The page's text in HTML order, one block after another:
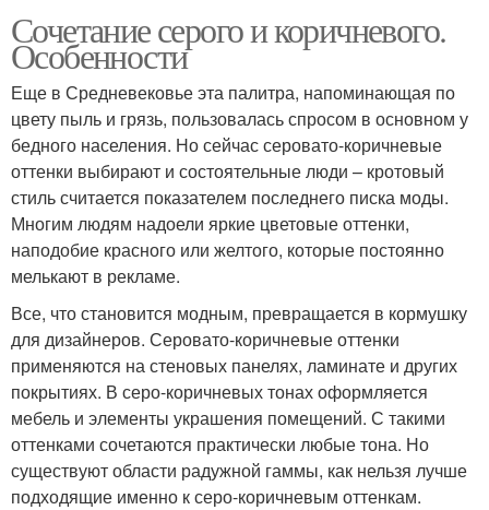
Сочетание серого и коричневого.
Особенности
Еще в Средневековье эта палитра, напоминающая по
цвету пыль и грязь, пользовалась спросом в основном у
бедного населения. Но сейчас серовато-коричневые
оттенки выбирают и состоятельные люди – кротовый
стиль считается показателем последнего писка моды.
Многим людям надоели яркие цветовые оттенки,
наподобие красного или желтого, которые постоянно
мелькают в рекламе.
Все, что становится модным, превращается в кормушку
для дизайнеров. Серовато-коричневые оттенки
применяются на стеновых панелях, ламинате и других
покрытиях. В серо-коричневых тонах оформляется
мебель и элементы украшения помещений. С такими
оттенками сочетаются практически любые тона. Но
существуют области радужной гаммы, как нельзя лучше
подходящие именно к серо-коричневым оттенкам.